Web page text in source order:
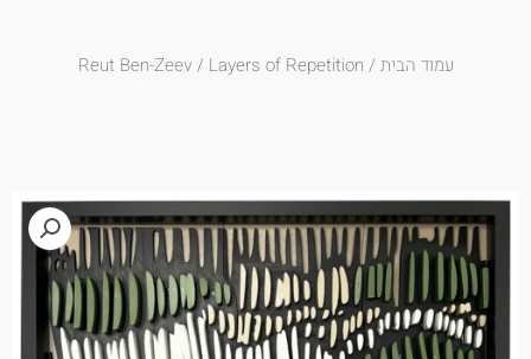
עמוד הבית/
Reut Ben-Zeev/ Layers of Repetition